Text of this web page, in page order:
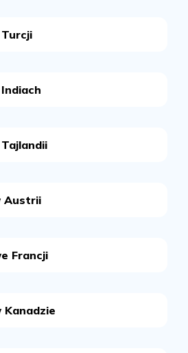
Austrii
Francji
Kanadzie